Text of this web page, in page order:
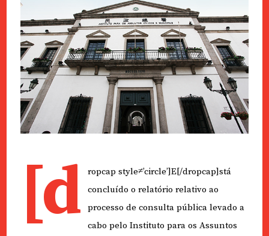
[d
ropcap style≠’circle’]E[/dropcap]stá
concluído o relatório relativo ao
processo de consulta pública levado a
cabo pelo Instituto para os Assuntos